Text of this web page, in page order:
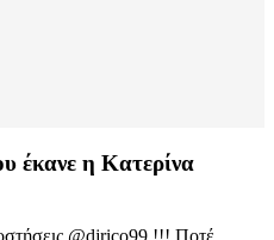
έκανε η Κατερίνα
@djrico99 !!! Ποτέ